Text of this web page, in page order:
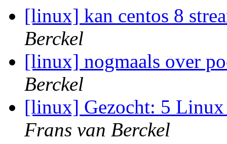
[linux] kan centos 8
Berckel
[linux] nogmaals over
Berckel
[linux] Gezocht: 5
Frans van Berckel